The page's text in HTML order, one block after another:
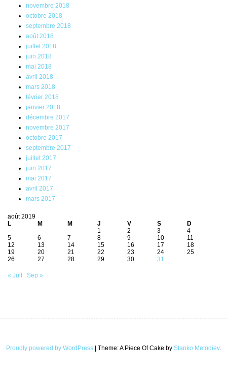
novembre 2018
octobre 2018
septembre 2018
août 2018
juillet 2018
juin 2018
mai 2018
avril 2018
mars 2018
février 2018
janvier 2018
décembre 2017
novembre 2017
octobre 2017
septembre 2017
juillet 2017
juin 2017
mai 2017
avril 2017
mars 2017
août 2019
L
M M J V S
D
1
2 3
4
5
6 7 8 9 10
11
12
13 14 15 16 17
18
19
20 21 22 23 24
25
26
27 28 29 30 31
« Juil Sep »
Proudly powered by WordPress Theme: A Piece Of Cake by Stanko Metodiev.